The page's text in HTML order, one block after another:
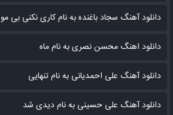
دانلود آهنگ سجاد باغنده به نام کاری نکنی بی مو
دانلود اهنگ محسن نصری به نام‌ ماه
دانلود آهنگ علی احمدیانی به نام تنهایی
دانلود آهنگ علی حسینی به نام دیدی شد